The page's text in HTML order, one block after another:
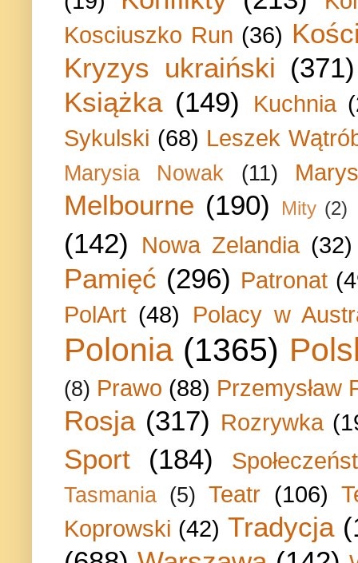
Kosciuszko Run (36)
Kryzys ukraiński (371)
Książka (149) Kuchnia
Sykulski (68) Leszek
Marysia Nowak (11)
Melbourne (190) Mity (2)
(142) Nowa Zelandia (32)
Pamięć (296) Patronat
PolArt (48) Polacy w
Polonia (1365)
(8) Prawo (88) Przemysław
Rosja (317) Rozrywka
Sport (184)
Tasmania (5) Teatr (106)
Koprowski (42) Tradycja